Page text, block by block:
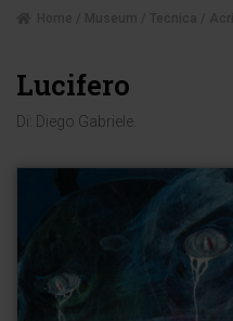
Lucifero
Di: Diego Gabriele